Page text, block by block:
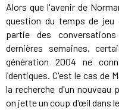
Alors que l'avenir de
question du temps de jeu
partie des
dernières semaines,
génération 2004 ne
identiques. C'est le cas de
la recherche d'un nouveau
on jette un coup d'œil dans